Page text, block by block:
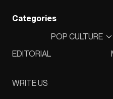
Categories
EDITORIAL
POP CULTURE
WRITE US